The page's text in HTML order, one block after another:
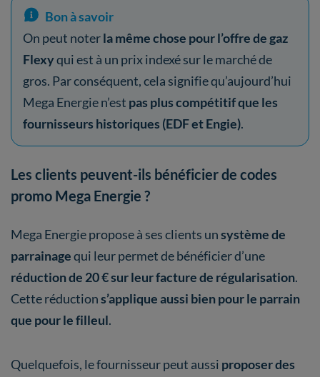
Bon à savoir
On peut noterla même chose pour l’offre de gaz
Flexyqui est à un prix indexé sur le marché de
gros. Par conséquent, cela signifie qu’aujourd’hui
Mega Energie n’est pas plus compétitif que les
fournisseurs historiques (EDF et Engie).
Les clients peuvent-ils bénéficier de codes
promo Mega Energie ?
Mega Energie propose à ses clients unsystème de
parrainagequi leur permet de bénéficier d’une
réduction de 20 € sur leur facture de régularisation.
Cette réductions’applique aussi bien pour le parrain
que pour le filleul.
Quelquefois, le fournisseur peut aussi proposer des